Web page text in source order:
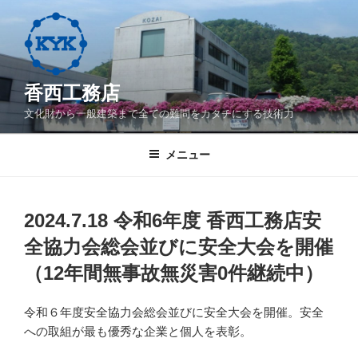
へ
香西工務店
文化財から一般建築まで全ての難問をカタチにする技術力
メニュー
2024.7.18 令和6年度 香西工務店安
全協力会総会並びに安全大会を開催
（12年間無事故無災害0件継続中）
令和６年度安全協力会総会並びに安全大会を開催。安全
への取組が最も優秀な企業と個人を表彰。